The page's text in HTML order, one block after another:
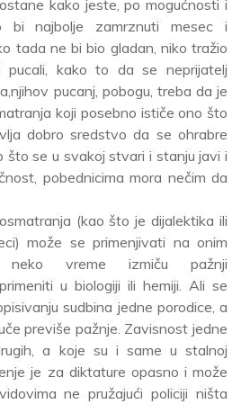
kako jeste, po mogućnosti i
bi najbolje zamrznuti mesec i
tada ne bi bio gladan, niko tražio
pucali, kako to da se neprijatelj
pucanj, pobogu, treba da je
koji posebno ističe ono što
dobro sredstvo da se ohrabre
što se u svakoj stvari i stanju javi i
pobednicima mora nečim da
(kao što je dijalektika ili
može se primenjivati ​​na onim
neko vreme izmiču pažnji
u biologiji ili hemiji. Ali se
sudbina jedne porodice, a
previše pažnje. Zavisnost jedne
a koje su i same u stalnoj
je za diktature opasno i može
ne pružajući policiji ništa